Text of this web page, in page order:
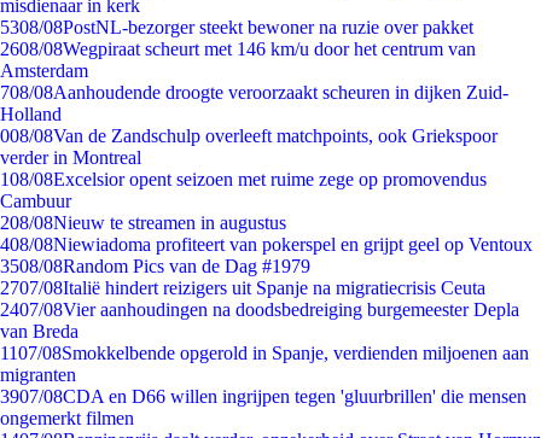
misdienaar in kerk
5308/08PostNL-bezorger steekt bewoner na ruzie over pakket
2608/08Wegpiraat scheurt met 146 km/u door het centrum van
Amsterdam
708/08Aanhoudende droogte veroorzaakt scheuren in dijken Zuid-
Holland
008/08Van de Zandschulp overleeft matchpoints, ook Griekspoor
verder in Montreal
108/08Excelsior opent seizoen met ruime zege op promovendus
Cambuur
208/08Nieuw te streamen in augustus
408/08Niewiadoma profiteert van pokerspel en grijpt geel op Ventoux
3508/08Random Pics van de Dag #1979
2707/08Italië hindert reizigers uit Spanje na migratiecrisis Ceuta
2407/08Vier aanhoudingen na doodsbedreiging burgemeester Depla
van Breda
1107/08Smokkelbende opgerold in Spanje, verdienden miljoenen aan
migranten
3907/08CDA en D66 willen ingrijpen tegen 'gluurbrillen' die mensen
ongemerkt filmen